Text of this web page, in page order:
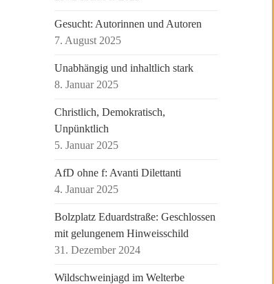
Gesucht: Autorinnen und Autoren
7. August 2025
Unabhängig und inhaltlich stark
8. Januar 2025
Christlich, Demokratisch,
Unpünktlich
5. Januar 2025
AfD ohne f: Avanti Dilettanti
4. Januar 2025
Bolzplatz Eduardstraße: Geschlossen
mit gelungenem Hinweisschild
31. Dezember 2024
Wildschweinjagd im Welterbe